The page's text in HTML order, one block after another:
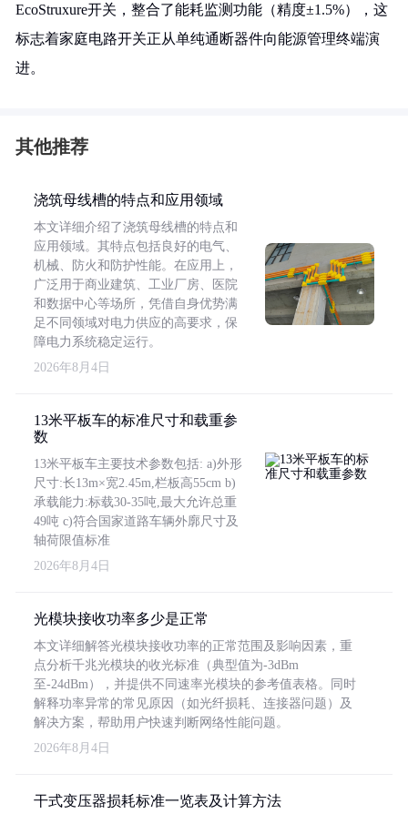
EcoStruxure开关，整合了能耗监测功能（精度±1.5%），这
标志着家庭电路开关正从单纯通断器件向能源管理终端演
进。
其他推荐
浇筑母线槽的特点和应用领域
本文详细介绍了浇筑母线槽的特点和
应用领域。其特点包括良好的电气、
机械、防火和防护性能。在应用上，
广泛用于商业建筑、工业厂房、医院
和数据中心等场所，凭借自身优势满
足不同领域对电力供应的高要求，保
障电力系统稳定运行。
2026年8月4日
13米平板车的标准尺寸和载重参
数
13米平板车主要技术参数包括: a)外形
尺寸:长13m×宽2.45m,栏板高55cm b)
承载能力:标载30-35吨,最大允许总重
49吨 c)符合国家道路车辆外廓尺寸及
轴荷限值标准
2026年8月4日
光模块接收功率多少是正常
本文详细解答光模块接收功率的正常范围及影响因素，重
点分析千兆光模块的收光标准（典型值为-3dBm
至-24dBm），并提供不同速率光模块的参考值表格。同时
解释功率异常的常见原因（如光纤损耗、连接器问题）及
解决方案，帮助用户快速判断网络性能问题。
2026年8月4日
干式变压器损耗标准一览表及计算方法